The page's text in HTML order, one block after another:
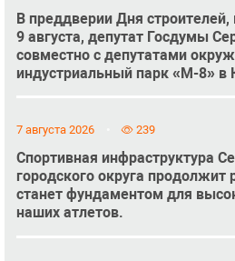
В преддверии Дня
9 августа, депутат Госдумы
совместно с депутатами
индустриальный парк «М-8» в
7 августа 2026 239
Спортивная инфраструктура
городского округа продолжит
станет фундаментом для
наших атлетов.